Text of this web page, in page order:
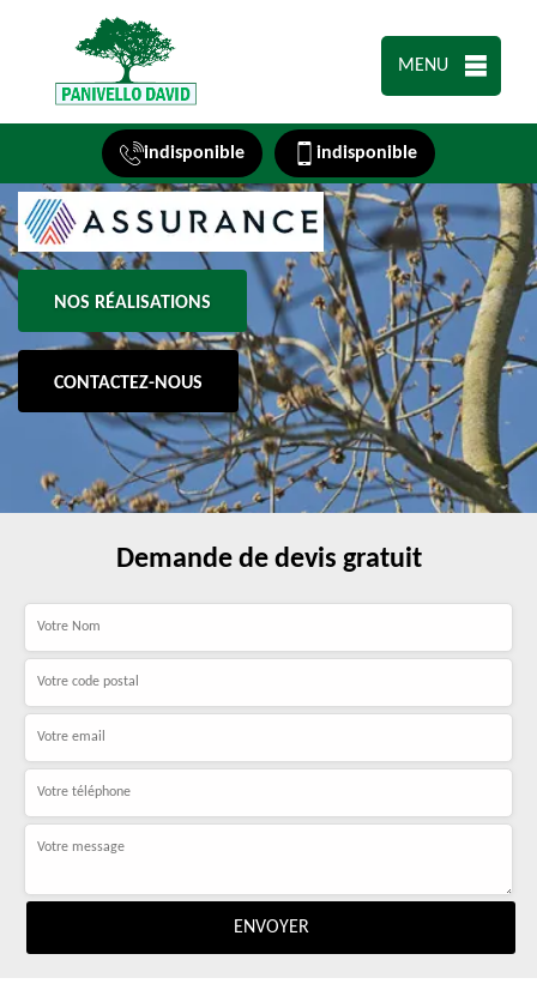
MENU
indisponible indisponible
NOS RÉALISATIONS
CONTACTEZ-NOUS
Demande de devis gratuit